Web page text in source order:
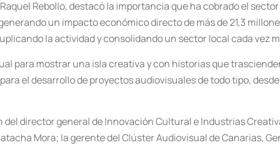
Rebollo, destacó la importancia que ha cobrado el
un impacto económico directo de más de 21,3
la actividad y consolidando un sector local cada vez
para mostrar una isla creativa y con historias que
el desarrollo de proyectos audiovisuales de todo tipo,
director general de Innovación Cultural e Industrias
Mora; la gerente del Clúster Audiovisual de Canarias,